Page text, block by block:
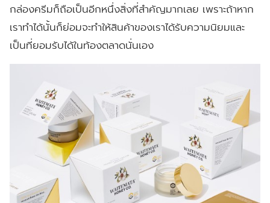
กล่องครีมก็ถือเป็นอีกหนึ่งสิ่งที่สำคัญมากเลย เพราะถ้าหาก
เราทำได้นั้นก็ย่อมจะทำให้สินค้าของเราได้รับความนิยมและ
เป็นที่ยอมรับได้ในท้องตลาดนั่นเอง